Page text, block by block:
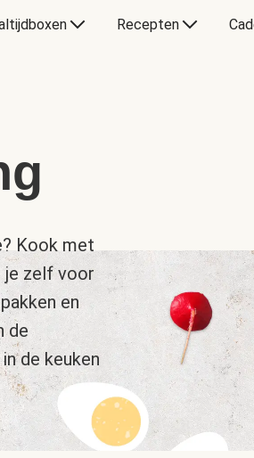
Recepten
Kook met
je zelf voor
en
de
de keuken